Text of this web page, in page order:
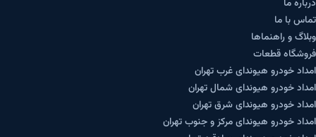
درباره ما
تماس با ما
وبلاگ و راهنماها
فروشگاه قطعات
امداد خودرو هیوندای غرب تهران
امداد خودرو هیوندای شمال تهران
امداد خودرو هیوندای شرق تهران
امداد خودرو هیوندای مرکز و جنوب تهران